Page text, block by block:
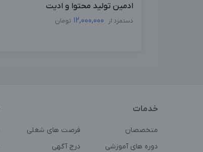
ادمین تولید محتوا و ادیت
دستمزد از 12,000,000 تومان
خدمات
متخصصان
فرصت های شغلی
دوره های آموزشی
درج آگهی